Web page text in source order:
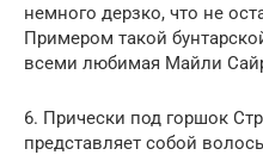
немного дерзко, что не
Примером такой
всеми любимая Майли
6. Прически под горшок
представляет собой